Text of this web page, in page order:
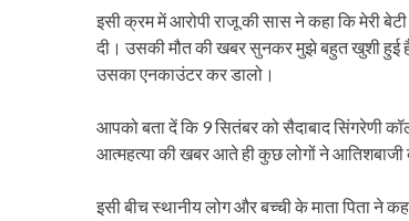
इसी क्रम में आरोपी राजू की सास ने कहा कि मेरी
दी। उसकी मौत की खबर सुनकर मुझे बहुत खुशी हुई
उसका एनकाउंटर कर डालो।
आपको बता दें कि 9 सितंबर को सैदाबाद सिंगरेणी
आत्महत्या की खबर आते ही कुछ लोगों ने आतिशबाजी
इसी बीच स्थानीय लोग और बच्ची के माता पिता ने